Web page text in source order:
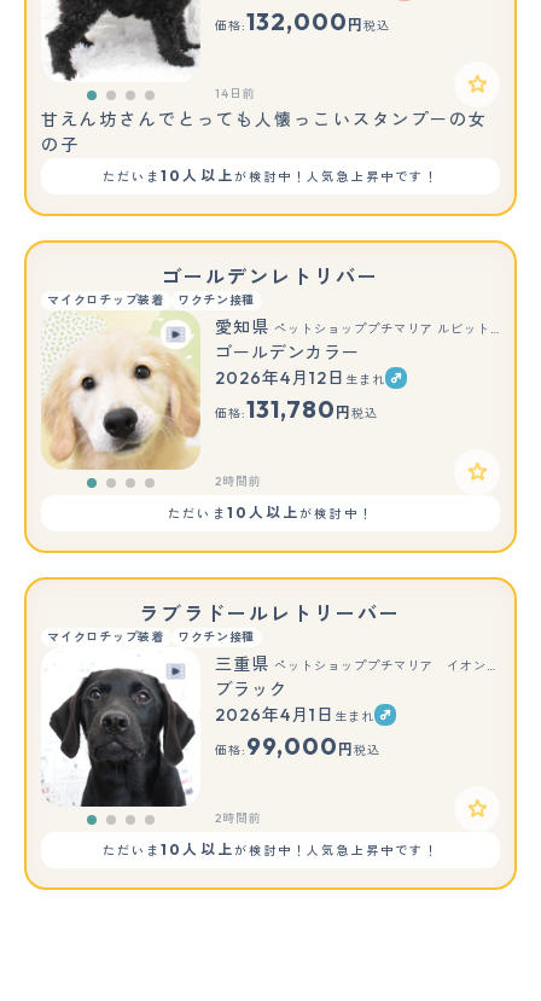
価格:132,000 円 税込
14日前
甘えん坊さんでとっても人懐っこいスタンプーの女
の子
ただいま10人以上が検討中！人気急上昇中です！
ゴールデンレトリバー
マイクロチップ装着 ワクチン接種
愛知県 ペットショッププチマリア ルビットパーク岡崎店
ゴールデンカラー
2026年4月12日 生まれ
価格:131,780 円 税込
2時間前
ただいま 10人以上が検討中！
ラブラドールレトリーバー
マイクロチップ装着 ワクチン接種
三重県 ペットショッププチマリア イオンタウン松阪船江店
ブラック
2026年4月1日 生まれ
価格: 99,000 円 税込
2時間前
ただいま10人以上が検討中！人気急上昇中です！